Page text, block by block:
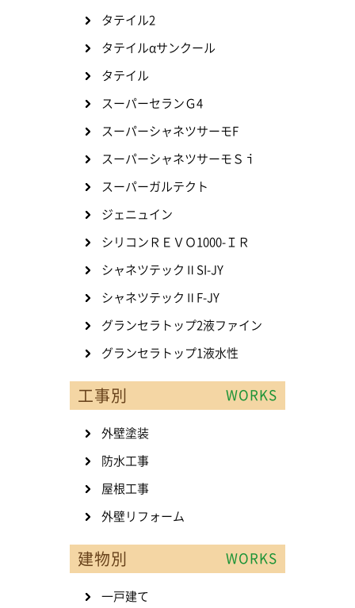
タテイル2
タテイルαサンクール
タテイル
スーパーセランＧ4
スーパーシャネツサーモF
スーパーシャネツサーモＳｉ
スーパーガルテクト
ジェニュイン
シリコンＲＥＶＯ1000-ＩＲ
シャネツテックⅡSI-JY
シャネツテックⅡF-JY
グランセラトップ2液ファイン
グランセラトップ1液水性
工事別 WORKS
外壁塗装
防水工事
屋根工事
外壁リフォーム
建物別 WORKS
一戸建て